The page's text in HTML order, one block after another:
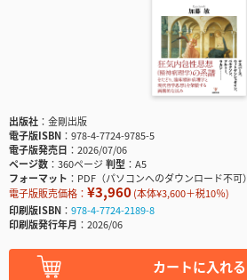
出版社
金剛出版
電子版ISBN
978-4-7724-9785-5
電子版発売日
2026/07/06
ページ数
360ページ判型
A5
フォーマット
PDF（パソコンへのダウンロード不可）
電子版販売価格： ¥3,960(本体¥3,600＋税10％)
印刷版ISBN
978-4-7724-2189-8
印刷版発行年月
2026/06
カートに入れる